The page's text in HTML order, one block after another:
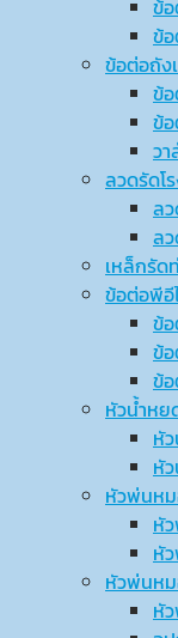
ข้
ข้
ข้อต่อถัง
ข้
ข้
วา
ลวดรัดโ
ล
ล
เหล็กรัด
ข้อต่อพีอี
ข้
ข้
ข้
หัวน้ำห
หั
หั
หัวพ่นห
หั
หั
หัวพ่นห
หั